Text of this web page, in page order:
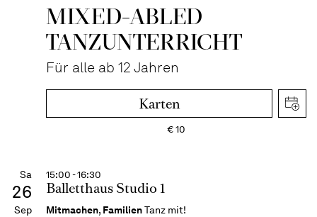
MIXED-­ABLED
TANZ­UNTER­RICHT
Für alle ab 12 Jahren
Karten
€10
Sa
26
Sep
15:00 - 16:30
Balletthaus Studio 1
Mitmachen, FamilienTanz mit!